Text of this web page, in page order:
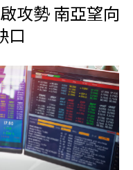
攻勢 南亞望向
口